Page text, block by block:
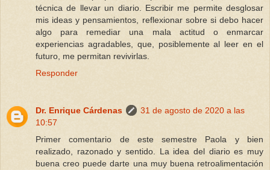
técnica de llevar un diario. Escribir me permite desglosar
mis ideas y pensamientos, reflexionar sobre si debo hacer
algo para remediar una mala actitud o enmarcar
experiencias agradables, que, posiblemente al leer en el
futuro, me permitan revivirlas.
Responder
Dr. Enrique Cárdenas
31 de agosto de 2020 a las
10:57
Primer comentario de este semestre Paola y bien
realizado, razonado y sentido. La idea del diario es muy
buena creo puede darte una muy buena retroalimentación